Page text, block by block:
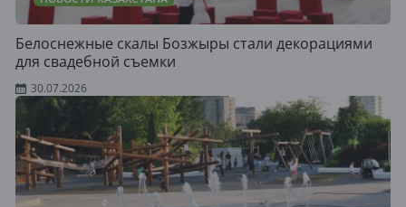
Белоснежные скалы Бозжыры стали декорациями
для свадебной съемки
30.07.2026